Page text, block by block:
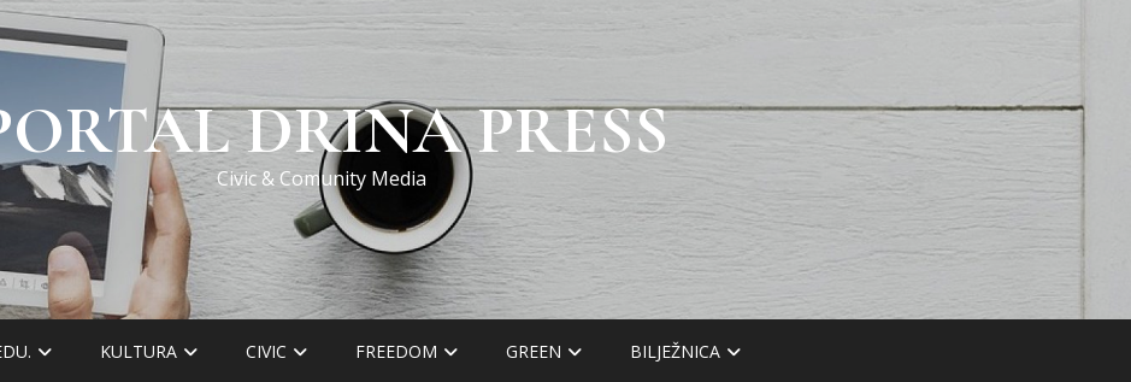
DRINA PRESS
Civic & Comunity Media
KULTURA CIVIC FREEDOM GREEN BILJEŽNICA